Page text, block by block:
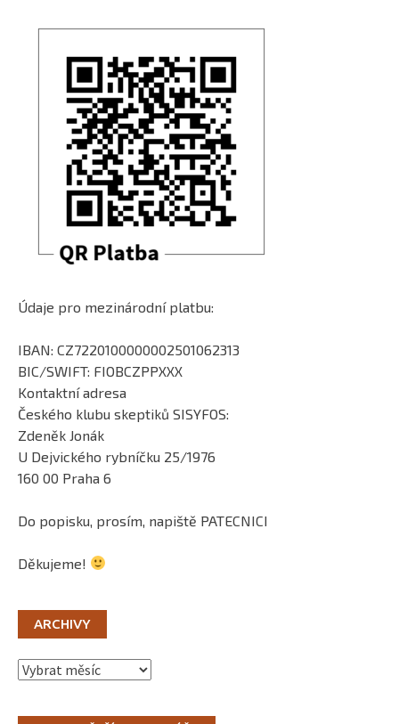
Údaje pro mezinárodní platbu:
IBAN: CZ7220100000002501062313
BIC/SWIFT: FIOBCZPPXXX
Kontaktní adresa
Českého klubu skeptiků SISYFOS:
Zdeněk Jonák
U Dejvického rybníčku 25/1976
160 00 Praha 6
Do popisku, prosím, napiště PATECNICI
Děkujeme!
ARCHIVY
Archivy